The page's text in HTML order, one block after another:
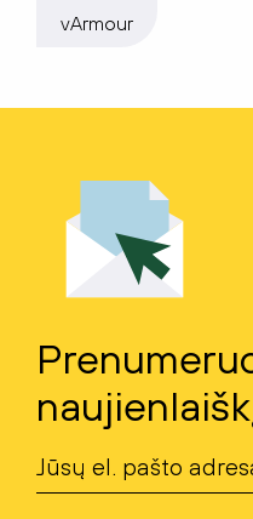
vArmour